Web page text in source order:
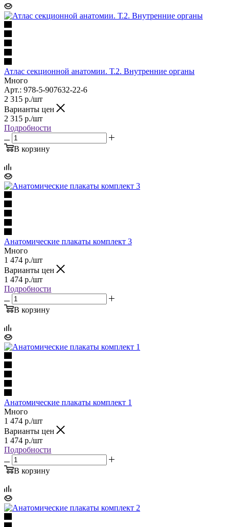
Атлас секционной анатомии. Т.2. Внутренние органы
Много
Арт.: 978-5-907632-22-6
2 315 р./шт
Варианты цен
2 315 р./шт
Подробности
В корзину
Анатомические плакаты комплект 3
Много
1 474 р./шт
Варианты цен
1 474 р./шт
Подробности
В корзину
Анатомические плакаты комплект 1
Много
1 474 р./шт
Варианты цен
1 474 р./шт
Подробности
В корзину